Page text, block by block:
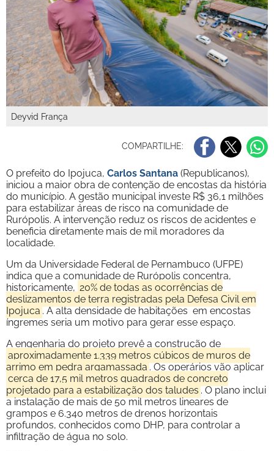
Deyvid França
COMPARTILHE:
O prefeito do Ipojuca, Carlos Santana (Republicanos),
iniciou a maior obra de contenção de encostas da história
do município. A gestão municipal investe R$ 36,1 milhões
para estabilizar áreas de risco na comunidade de
Rurópolis. A intervenção reduz os riscos de acidentes e
beneficia diretamente mais de mil moradores da
localidade.
Um da Universidade Federal de Pernambuco (UFPE)
indica que a comunidade de Rurópolis concentra,
historicamente, 20% de todas as ocorrências de
deslizamentos de terra registradas pela Defesa Civil em
Ipojuca . A alta densidade de habitações em encostas
íngremes seria um motivo para gerar esse espaço.
A engenharia do projeto prevê a construção de
aproximadamente 1.339 metros cúbicos de muros de
arrimo em pedra argamassada . Os operários vão aplicar
cerca de 17,5 mil metros quadrados de concreto
projetado para a estabilização dos taludes . O plano inclui
a instalação de mais de 50 mil metros lineares de
grampos e 6.340 metros de drenos horizontais
profundos, conhecidos como DHP, para controlar a
infiltração de água no solo.